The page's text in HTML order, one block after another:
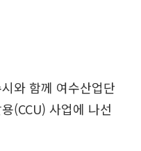
와 함께 여수산업단
(CCU) 사업에 나선